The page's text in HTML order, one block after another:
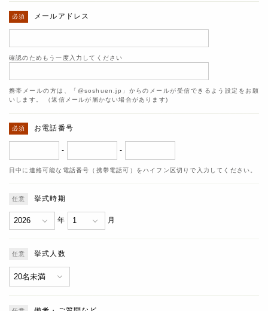
メールアドレス
確認のためもう一度入力してください
携帯メールの方は、「@soshuen.jp」からのメールが受信できるよう設定をお願
いします。 （返信メールが届かない場合があります)
お電話番号
- -
日中に連絡可能な電話番号（携帯電話可）をハイフン区切りで入力してください。
挙式時期
年 月
挙式人数